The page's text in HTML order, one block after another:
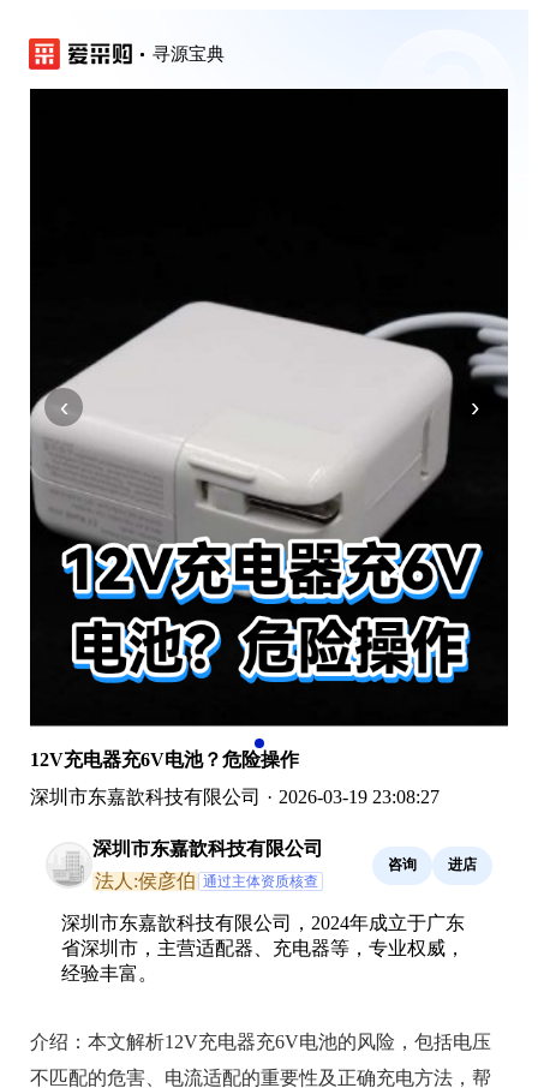
寻源宝典
‹ ›
12V充电器充6V电池？危险操作
深圳市东嘉歆科技有限公司 · 2026-03-19 23:08:27
深圳市东嘉歆科技有限公司
法人:侯彦伯 通过主体资质核查
咨询 进店
深圳市东嘉歆科技有限公司，2024年成立于广东
省深圳市，主营适配器、充电器等，专业权威，
经验丰富。
介绍： 本文解析12V充电器充6V电池的风险，包括电压
不匹配的危害、电流适配的重要性及正确充电方法，帮